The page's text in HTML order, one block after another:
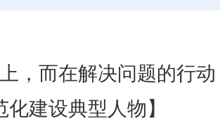
，而在解决问题的行动
建设典型人物】